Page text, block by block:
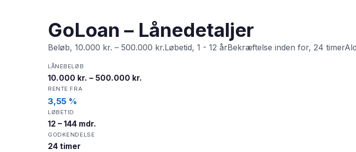
GoLoan – Lånedetaljer
Beløb, 10.000 kr. – 500.000 kr.Løbetid, 1 - 12 årBekræftelse inden for, 24
LÅNEBELØB
10.000 kr. – 500.000 kr.
RENTE FRA
3,55 %
LØBETID
12 – 144 mdr.
GODKENDELSE
24 timer